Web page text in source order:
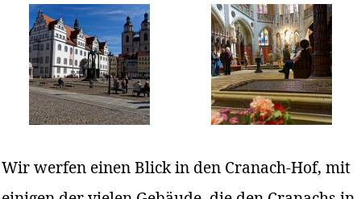
Wir werfen einen Blick in den Cranach-Hof, mit